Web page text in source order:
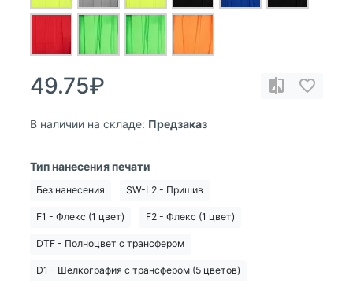
49.75₽
В наличии на складе: Предзаказ
Тип нанесения печати
Без нанесения SW-L2 - Пришив
F1 - Флекс (1 цвет) F2 - Флекс (1 цвет)
DTF - Полноцвет с трансфером
D1 - Шелкография с трансфером (5 цветов)